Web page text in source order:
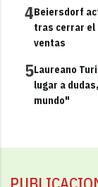
4Beiersdorf
tras cerrar el
ventas
5Laureano
lugar a
mundo"